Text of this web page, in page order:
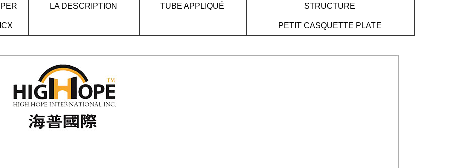
LA DESCRIPTION TUBE APPLIQUÉ STRUCTURE
PETIT CASQUETTE PLATE